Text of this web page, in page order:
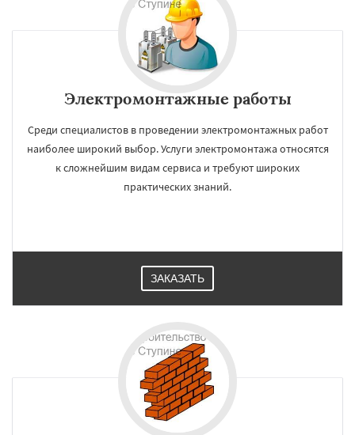
Электромонтажные работы
Среди специалистов в проведении электромонтажных работ
наиболее широкий выбор. Услуги электромонтажа относятся
к сложнейшим видам сервиса и требуют широких
практических знаний.
ЗАКАЗАТЬ